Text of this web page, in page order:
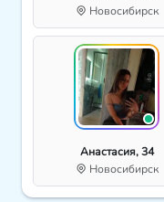
Новосибирск
Анастасия, 34
Новосибирск